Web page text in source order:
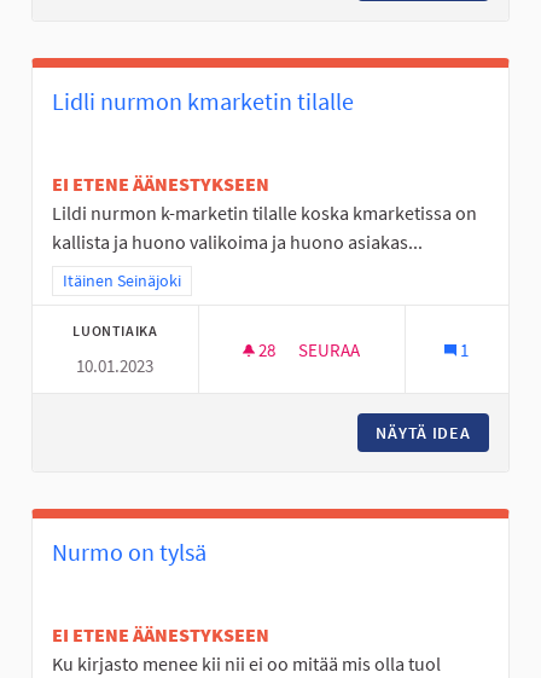
Lidli nurmon kmarketin tilalle
EI ETENE ÄÄNESTYKSEEN
Lildi nurmon k-marketin tilalle koska kmarketissa on
kallista ja huono valikoima ja huono asiakas...
Rajaa tulokset teeman mukaan: Itäinen Seinäjoki
Itäinen Seinäjoki
LUONTIAIKA
10.01.2023
28 28 SEURAAJAA
SEURAA 1
NÄYTÄ IDEA
Nurmo on tylsä
EI ETENE ÄÄNESTYKSEEN
Ku kirjasto menee kii nii ei oo mitää mis olla tuol